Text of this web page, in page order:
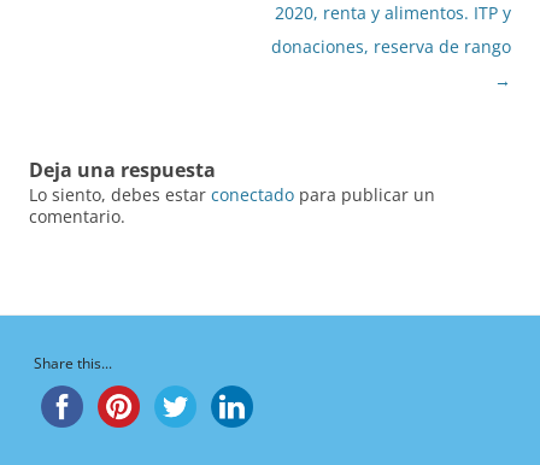
2020, renta y alimentos. ITP y
donaciones, reserva de rango
→
Deja una respuesta
Lo siento, debes estar conectado para publicar un
comentario.
Share this...